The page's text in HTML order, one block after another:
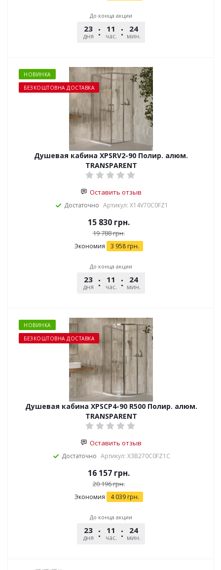
До конца акции
23
дня
11
час.
24
мин.
НОВИНКА
БЕЗКОШТОВНА ДОСТАВКА
Душевая кабина XPSRV2-90 Полир. алюм.
TRANSPARENT
Оставить отзыв
Достаточно Артикул: X14V70C0FZ1
15 830грн.
19 788грн.
Экономия 3 958грн.
До конца акции
23
дня
11
час.
24
мин.
НОВИНКА
БЕЗКОШТОВНА ДОСТАВКА
Душевая кабина XPSCP4-90 R500 Полир. алюм.
TRANSPARENT
Оставить отзыв
Достаточно Артикул: X3B270C0FZ1C
16 157грн.
20 196грн.
Экономия 4 039грн.
До конца акции
23
дня
11
час.
24
мин.